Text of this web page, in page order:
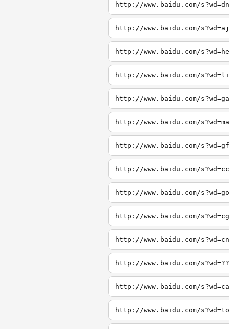
http://www.baidu.com/s?wd=dn
http://www.baidu.com/s?wd=aj
http://www.baidu.com/
http://www.baidu.com/
http://www.baidu.com/
http://www.baidu.com/
http://www.baidu.com/
http://www.baidu.com/
http://www.baidu.com/
http://www.baidu.com/
http://www.baidu.com/
http://www.baidu.com/
http://www.baidu.com/
http://www.baidu.com/